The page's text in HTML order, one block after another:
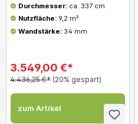
Durchmesser:ca. 337 cm
Nutzfläche:9,2 m²
Wandstärke:34 mm
3.549,00 €*
4.436,25 €* (20% gespart)
zum Artikel